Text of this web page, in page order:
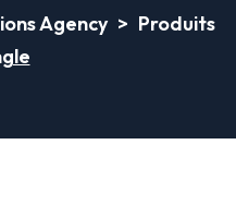
Agency > Produits